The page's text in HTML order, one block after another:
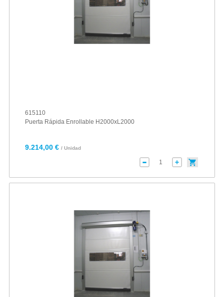
615110
Puerta Rápida Enrollable H2000xL2000
9.214,00 € / Unidad